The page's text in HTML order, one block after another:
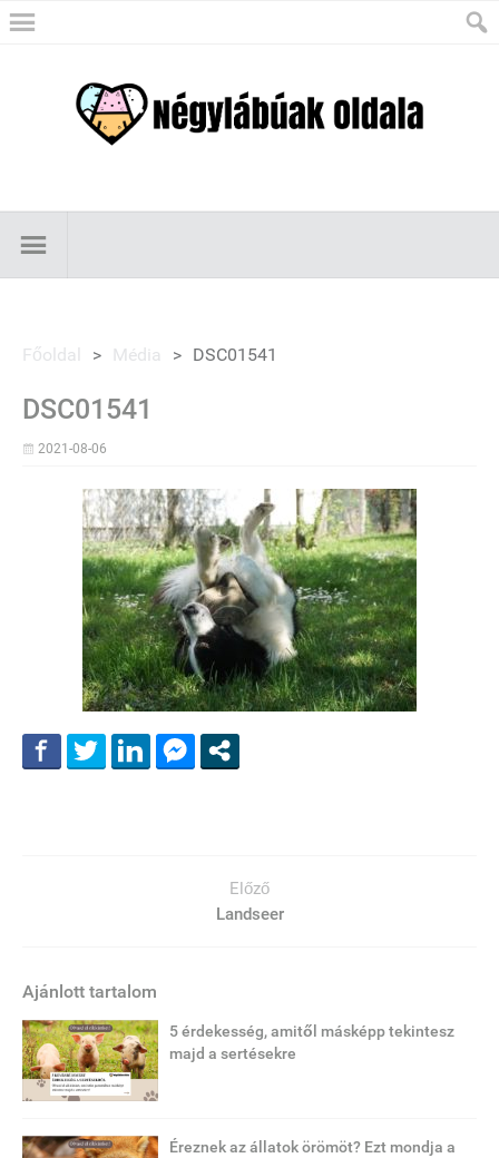
Főoldal > Média > DSC01541
DSC01541
2021-08-06
Előző
Landseer
Ajánlott tartalom
5 érdekesség, amitől másképp tekintesz
majd a sertésekre
Éreznek az állatok örömöt? Ezt mondja a